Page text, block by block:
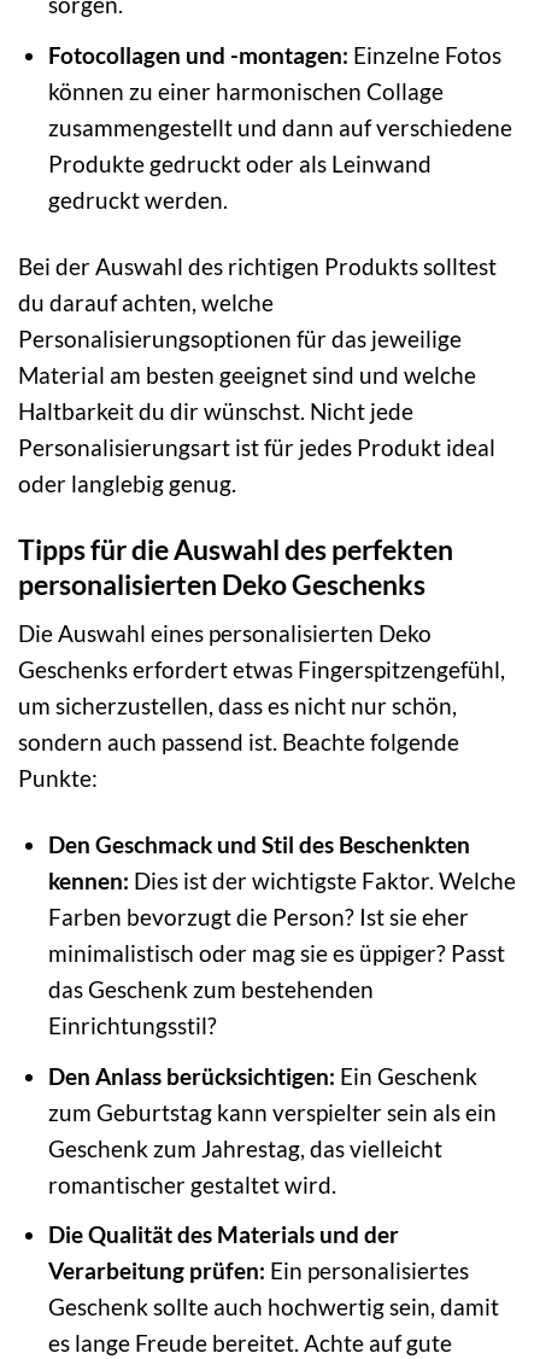
Fotocollagen und -montagen: Einzelne Fotos
können zu einer harmonischen Collage
zusammengestellt und dann auf verschiedene
Produkte gedruckt oder als Leinwand
gedruckt werden.
Bei der Auswahl des richtigen Produkts solltest
du darauf achten, welche
Personalisierungsoptionen für das jeweilige
Material am besten geeignet sind und welche
Haltbarkeit du dir wünschst. Nicht jede
Personalisierungsart ist für jedes Produkt ideal
oder langlebig genug.
Tipps für die Auswahl des perfekten
personalisierten Deko Geschenks
Die Auswahl eines personalisierten Deko
Geschenks erfordert etwas Fingerspitzengefühl,
um sicherzustellen, dass es nicht nur schön,
sondern auch passend ist. Beachte folgende
Punkte:
Den Geschmack und Stil des Beschenkten
kennen: Dies ist der wichtigste Faktor. Welche
Farben bevorzugt die Person? Ist sie eher
minimalistisch oder mag sie es üppiger? Passt
das Geschenk zum bestehenden
Einrichtungsstil?
Den Anlass berücksichtigen: Ein Geschenk
zum Geburtstag kann verspielter sein als ein
Geschenk zum Jahrestag, das vielleicht
romantischer gestaltet wird.
Die Qualität des Materials und der
Verarbeitung prüfen: Ein personalisiertes
Geschenk sollte auch hochwertig sein, damit
es lange Freude bereitet. Achte auf gute